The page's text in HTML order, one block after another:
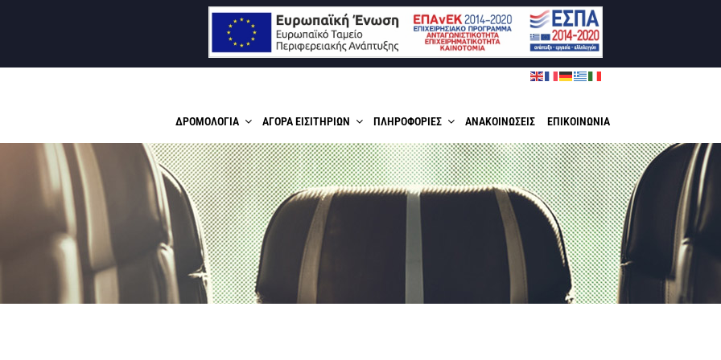
Α.Ε.
ΔΡΟΜΟΛΟΓΙΑ ΑΓΟΡΑ ΕΙΣΙΤΗΡΙΩΝ ΠΛΗΡΟΦΟΡΙΕΣ ΑΝΑΚΟΙΝΩΣΕΙΣ ΕΠΙΚΟΙΝΩΝΙΑ